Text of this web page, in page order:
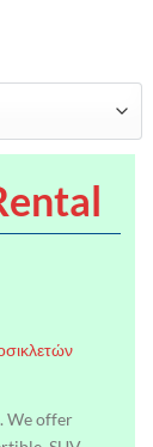
We offer